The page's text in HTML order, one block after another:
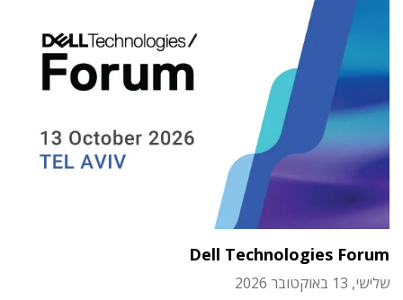
Dell Technologies Forum
שלישי, 13 באוקטובר 2026